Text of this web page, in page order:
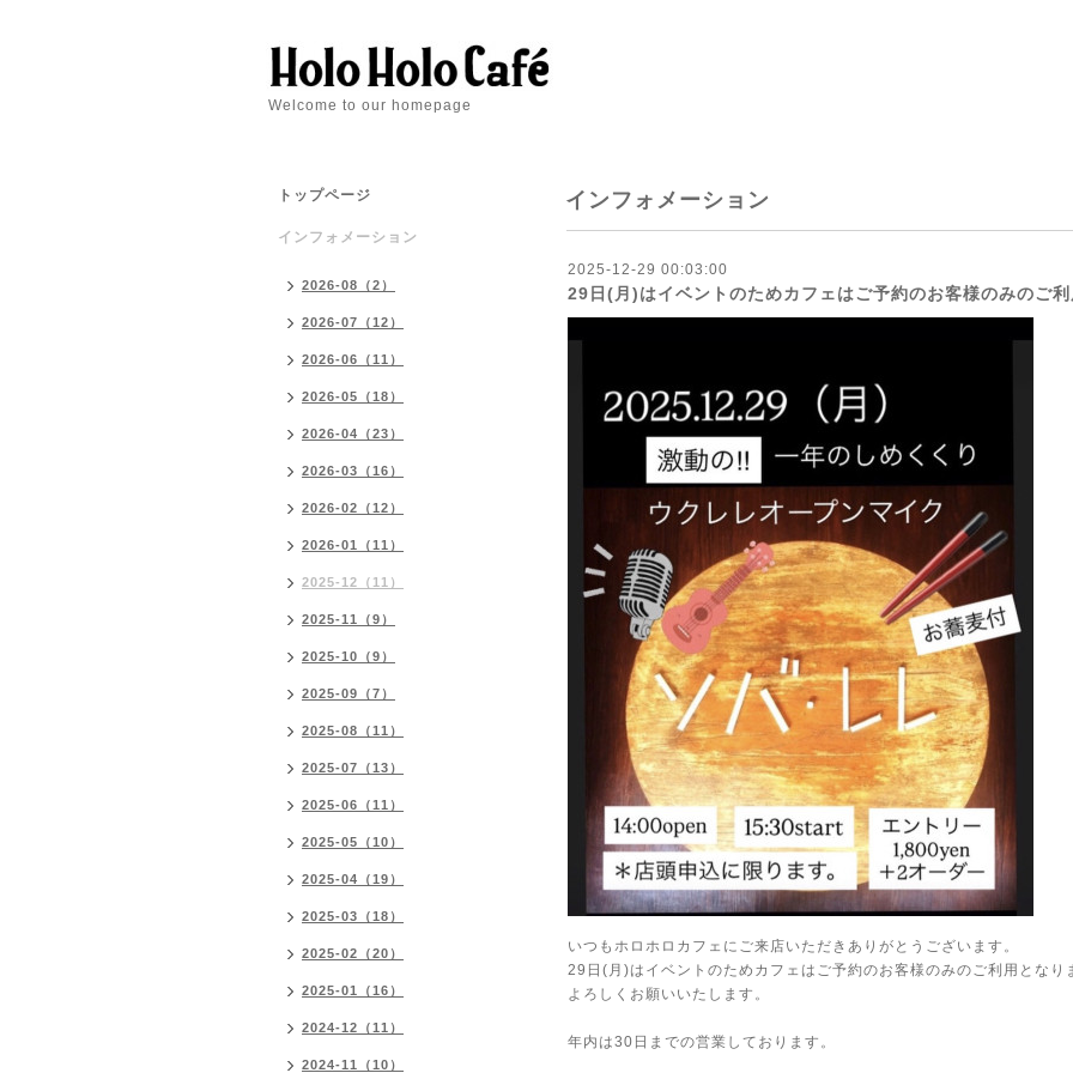
Welcome to our homepage
インフォメーション
2025-12-29 00:03:00
29日(月)はイベントのためカフェはご予約のお客様のみのご
いつもホロホロカフェにご来店いただきありがとうございます。
29日(月)はイベントのためカフェはご予約のお客様のみのご利用となり
よろしくお願いいたします。
年内は30日までの営業しております。
トップページ
インフォメーション
2026-08（2）
2026-07（12）
2026-06（11）
2026-05（18）
2026-04（23）
2026-03（16）
2026-02（12）
2026-01（11）
2025-12（11）
2025-11（9）
2025-10（9）
2025-09（7）
2025-08（11）
2025-07（13）
2025-06（11）
2025-05（10）
2025-04（19）
2025-03（18）
2025-02（20）
2025-01（16）
2024-12（11）
2024-11（10）